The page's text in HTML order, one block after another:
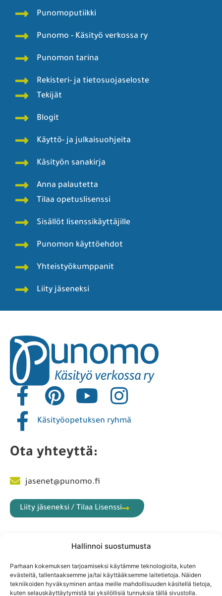
Hallinnoi suostumusta
Parhaan kokemuksen tarjoamiseksi käytämme teknologioita, kuten
evästeitä, tallentaaksemme ja/tai käyttääksemme laitetietoja. Näiden
tekniikoiden hyväksyminen antaa meille mahdollisuuden käsitellä tietoja,
kuten selauskäyttäytymistä tai yksilöllisiä tunnuksia tällä sivustolla.
Mainos Punomoon? - tule yhteistyökumppaniksi!
Mediakortti ja yhteystiedot
Punomoputiikki
Punomo - Käsityö verkossa ry
Tekijät
Blogit
Käyttö- ja julkaisuohjeita
Käsityön sanakirja
Anna palautetta
Tilaa opetuslisenssi
Sisällöt lisenssikäyttäjille
Punomon käyttöehdot
Yhteistyökumppanit
Käsityöopetuksen ryhmä